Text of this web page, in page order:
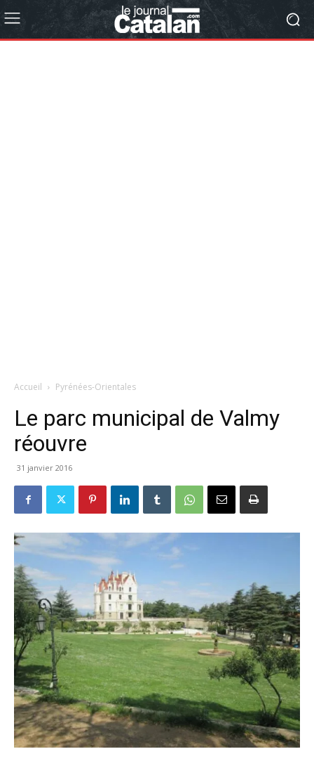
Accueil Pyrénées-Orientales
Le parc municipal de Valmy
réouvre
31 janvier 2016